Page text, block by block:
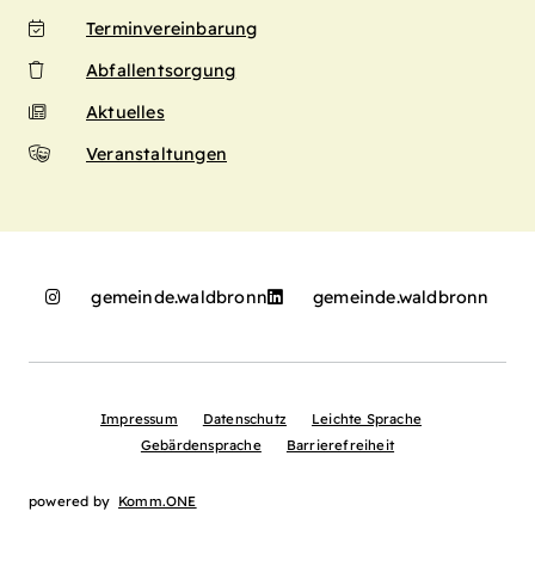
Terminvereinbarung
Abfallentsorgung
Aktuelles
Veranstaltungen
gemeinde.waldbronn gemeinde.waldbronn
Impressum Datenschutz
Leichte Sprache
Gebärdensprache
Barrierefreiheit
powered by Komm.ONE